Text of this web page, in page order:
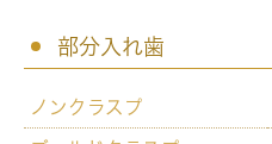
部分入れ歯
ノンクラスプ